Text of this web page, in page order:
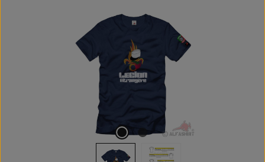
Bildergalerie überspringen